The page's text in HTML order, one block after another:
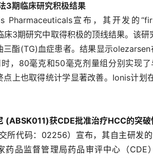
3期临床研究积极结果
Pharmaceuticals宣布，其开发的
3期研究中取得积极的顶线结果。该研
酯(TG)血症患者。结果显示
，80毫克和50毫克剂量组分别实现
上也取得统计学显著改善。Ionis计划
(ABSK011)获CDE批准治疗HCC的突破
所代码：02256）宣布，其自主研发
药品监督管理局药品审评中心（